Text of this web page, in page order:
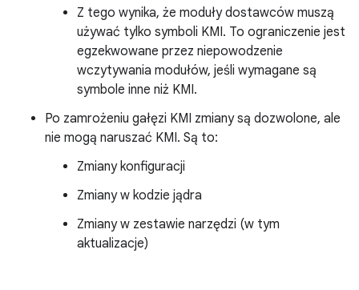
Z tego wynika, że moduły dostawców muszą
używać tylko symboli KMI. To ograniczenie jest
egzekwowane przez niepowodzenie
wczytywania modułów, jeśli wymagane są
symbole inne niż KMI.
Po zamrożeniu gałęzi KMI zmiany są dozwolone, ale
nie mogą naruszać KMI. Są to:
Zmiany konfiguracji
Zmiany w kodzie jądra
Zmiany w zestawie narzędzi (w tym
aktualizacje)